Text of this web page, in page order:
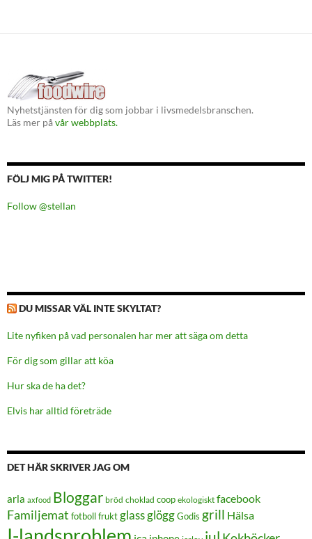
Nyhetstjänsten för dig som jobbar i livsmedelsbranschen.
Läs mer påvår webbplats.
FÖLJ MIG PÅ TWITTER!
Follow @stellan
DU MISSAR VÄL INTE SKYLTAT?
Lite nyfiken på vad personalen har mer att säga om detta
För dig som gillar att köa
Hur ska de ha det?
Elvis har alltid företräde
DET HÄR SKRIVER JAG OM
arla axfood Bloggar bröd choklad coop ekologiskt facebook
Familjemat fotboll fruktglassglöggGodis grill Hälsa